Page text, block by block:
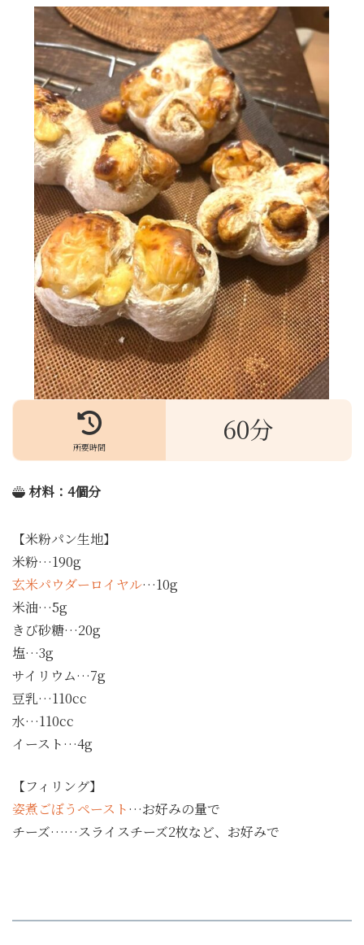
所要時間
60分
材料 ：4個分
【米粉パン生地】
米粉…190g
玄米パウダーロイヤル…10g
米油…5g
きび砂糖…20g
塩…3g
サイリウム…7g
豆乳…110cc
水…110cc
イースト…4g
【フィリング】
姿煮ごぼうペースト…お好みの量で
チーズ……スライスチーズ2枚など、お好みで